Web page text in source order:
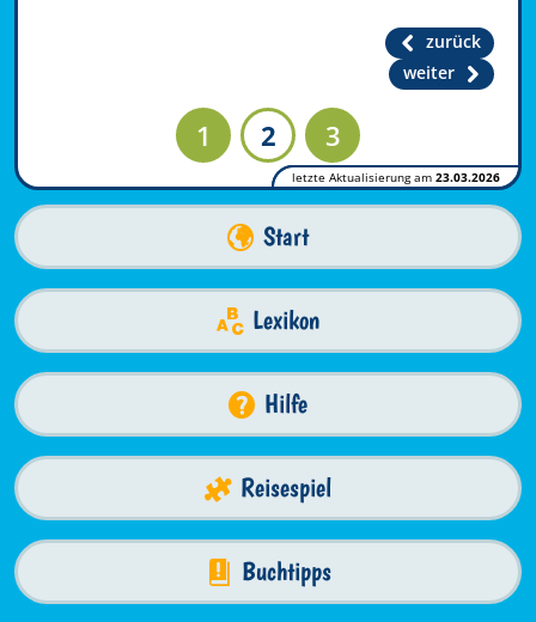
zurück
weiter
1 2 3
letzte Aktualisierung am 23.03.2026
Start
Lexikon
Hilfe
Reisespiel
Buchtipps